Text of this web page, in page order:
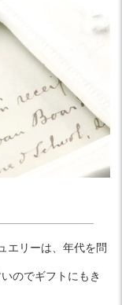
エリーは、年代を問
のでギフトにもき